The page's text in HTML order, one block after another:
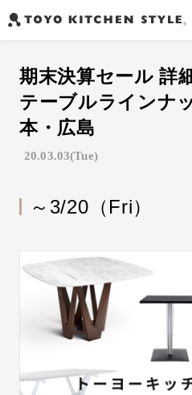
オープンキッチン アイランドキ
ペニンシュラキッチン
製品を探す
システムキッチン
家具・照明・タイル
実例から探す
私たちについて
ジャーナルを読む
オンラインストア
カタログを見る
お問い合わせ
期末決算セール 詳
テーブルラインナ
本・広島
20.03.03(Tue)
～3/20（Fri）